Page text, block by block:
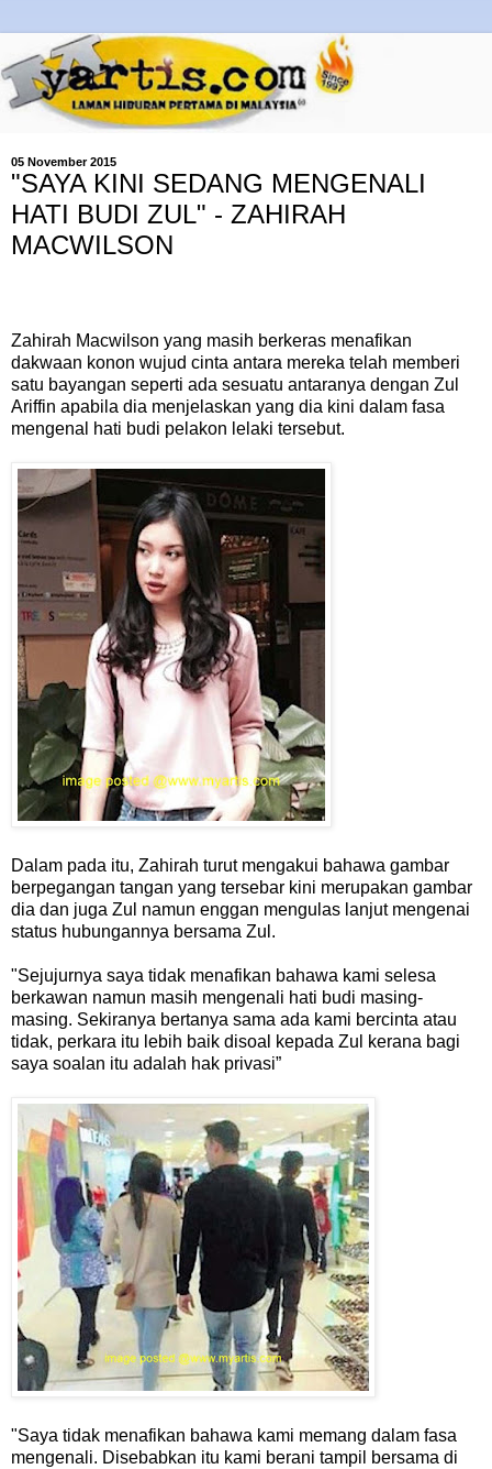
05 November 2015
"SAYA KINI SEDANG MENGENALI
HATI BUDI ZUL" - ZAHIRAH
MACWILSON
Zahirah Macwilson yang masih berkeras menafikan
dakwaan konon wujud cinta antara mereka telah memberi
satu bayangan seperti ada sesuatu antaranya dengan Zul
Ariffin apabila dia menjelaskan yang dia kini dalam fasa
mengenal hati budi pelakon lelaki tersebut.
Dalam pada itu, Zahirah turut mengakui bahawa gambar
berpegangan tangan yang tersebar kini merupakan gambar
dia dan juga Zul namun enggan mengulas lanjut mengenai
status hubungannya bersama Zul.
"Sejujurnya saya tidak menafikan bahawa kami selesa
berkawan namun masih mengenali hati budi masing-
masing. Sekiranya bertanya sama ada kami bercinta atau
tidak, perkara itu lebih baik disoal kepada Zul kerana bagi
saya soalan itu adalah hak privasi”
"Saya tidak menafikan bahawa kami memang dalam fasa
mengenali. Disebabkan itu kami berani tampil bersama di